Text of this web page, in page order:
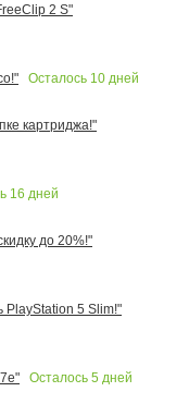
2 S"
Осталось 10 дней
картриджа!"
16 дней
до 20%!"
PlayStation 5 Slim!"
Осталось 5 дней